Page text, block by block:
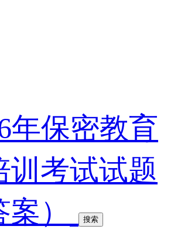
年保密教育
训考试试题
案）
搜索